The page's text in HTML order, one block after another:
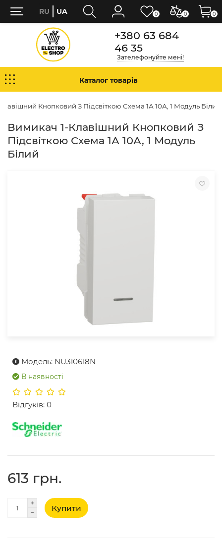
+380 63 684
46 35
Зателефонуйте мені!
Каталог товарів
Кнопковий З Підсвіткою Схема 1А 10А, 1 Модуль Білий
Вимикач 1-Клавішний Кнопковий З
Підсвіткою Схема 1А 10А, 1 Модуль
Білий
Модель: NU310618N
В наявності
Відгуків: 0
613 грн.
Купити
0 0
RU UA 0